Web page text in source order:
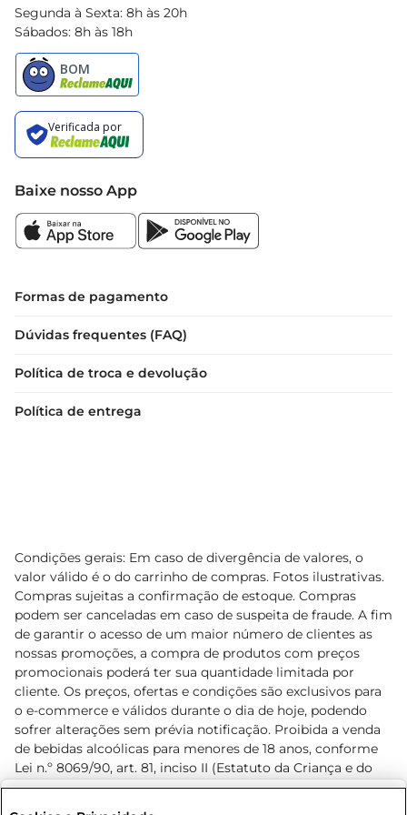
Segunda à Sexta: 8h às 20h
Sábados: 8h às 18h
Baixe nosso App
Formas de pagamento
Dúvidas frequentes (FAQ)
Política de troca e devolução
Política de entrega
Condições gerais: Em caso de divergência de valores, o
valor válido é o do carrinho de compras. Fotos ilustrativas.
Compras sujeitas a confirmação de estoque. Compras
podem ser canceladas em caso de suspeita de fraude. A fim
de garantir o acesso de um maior número de clientes as
nossas promoções, a compra de produtos com preços
promocionais poderá ter sua quantidade limitada por
cliente. Os preços, ofertas e condições são exclusivos para
o e-commerce e válidos durante o dia de hoje, podendo
sofrer alterações sem prévia notificação. Proibida a venda
de bebidas alcoólicas para menores de 18 anos, conforme
Lei n.º 8069/90, art. 81, inciso II (Estatuto da Criança e do
Adolescente). Preços e condições exclusivos para o